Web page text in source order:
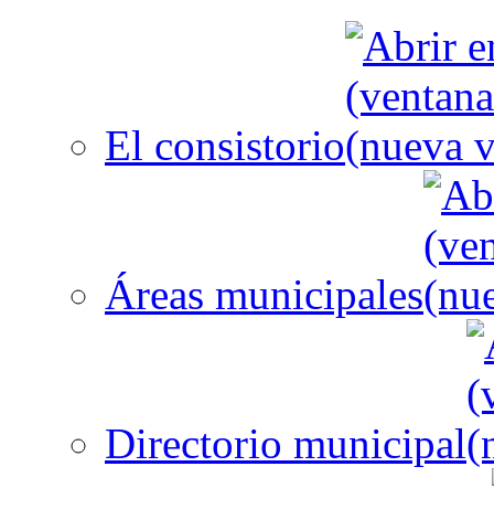
El consistorio
Áreas municipales
Directorio municipal